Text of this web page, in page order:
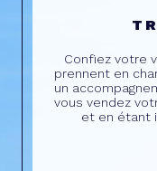
Confiez votre
prennent en
un
vous vendez
et en étant